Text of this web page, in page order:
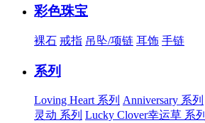
彩色珠宝
裸石 戒指 吊坠/项链 耳饰 手链
系列
Loving Heart 系列 Anniversary 系列
灵动 系列 Lucky Clover幸运草 系列